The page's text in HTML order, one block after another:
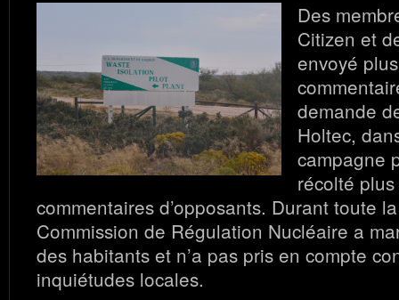
Des
Citizen et
envoyé
demande
Holtec,
campagne
récolté
commentaires d’opposants. Durant toute
Commission de Régulation Nucléaire a
des habitants et n’a pas pris en compte
inquiétudes locales.